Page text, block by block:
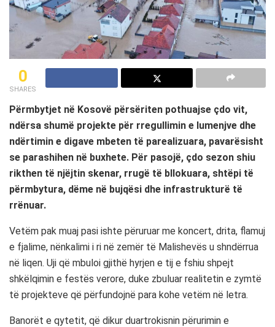
0
SHARES
Përmbytjet në Kosovë përsëriten pothuajse çdo vit,
ndërsa shumë projekte për rregullimin e lumenjve dhe
ndërtimin e digave mbeten të parealizuara, pavarësisht
se parashihen në buxhete. Për pasojë, çdo sezon shiu
rikthen të njëjtin skenar, rrugë të bllokuara, shtëpi të
përmbytura, dëme në bujqësi dhe infrastrukturë të
rrënuar.
Vetëm pak muaj pasi ishte përuruar me koncert, drita, flamuj
e fjalime, nënkalimi i ri në zemër të Malishevës u shndërrua
në liqen. Uji që mbuloi gjithë hyrjen e tij e fshiu shpejt
shkëlqimin e festës verore, duke zbuluar realitetin e zymtë
të projekteve që përfundojnë para kohe vetëm në letra.
Banorët e qytetit, që dikur duartrokisnin përurimin e